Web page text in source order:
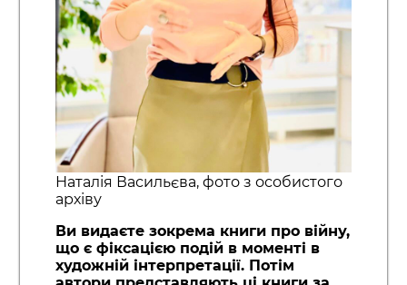
Наталія Васильєва, фото з особистого
архіву
Ви видаєте зокрема книги про війну,
що є фіксацією подій в моменті в
художній інтерпретації. Потім